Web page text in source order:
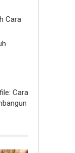
Cara
Cara